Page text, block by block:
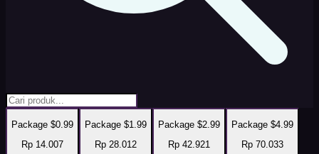
Package $0.99
Rp 14.007
Package $1.99
Rp 28.012
Package $2.99
Rp 42.921
Package $4.99
Rp 70.033